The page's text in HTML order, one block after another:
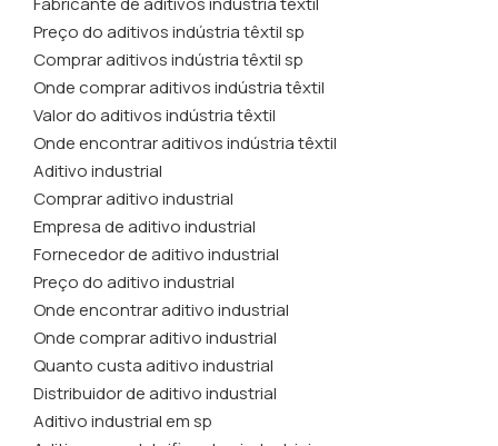
Preço do aditivos indústria têxtil sp
Comprar aditivos indústria têxtil sp
Onde comprar aditivos indústria têxtil
Valor do aditivos indústria têxtil
Onde encontrar aditivos indústria têxtil
Aditivo industrial
Comprar aditivo industrial
Empresa de aditivo industrial
Fornecedor de aditivo industrial
Preço do aditivo industrial
Onde encontrar aditivo industrial
Onde comprar aditivo industrial
Quanto custa aditivo industrial
Distribuidor de aditivo industrial
Aditivo industrial em sp